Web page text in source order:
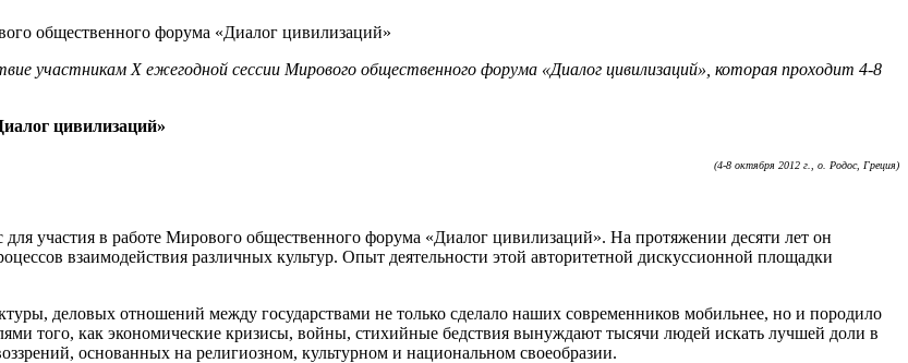
участникам X ежегодной сессии Мирового общественного форума «Диалог цивилизаций», которая проходит 4-8
цивилизаций»
(4-8 октября 2012 г., о. Родос, Греция)
участия в работе Мирового общественного форума «Диалог цивилизаций». На протяжении десяти лет он
взаимодействия различных культур. Опыт деятельности этой авторитетной дискуссионной площадки
деловых отношений между государствами не только сделало наших современников мобильнее, но и породило
того, как экономические кризисы, войны, стихийные бедствия вынуждают тысячи людей искать лучшей доли в
основанных на религиозном, культурном и национальном своеобразии.